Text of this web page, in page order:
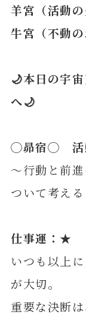
羊宮（活動
牛宮（不動
🌙本日の宇
へ🌙
◯昴宿◯ 活
～行動と前
ついて考え
仕事運：★
いつも以上
が大切。
重要な決断